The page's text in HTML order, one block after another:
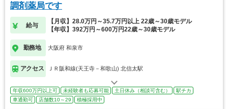
調剤薬局です
給与
【月収】28.0万円～35.7万円以上 22歳～30歳モデル
【年収】392万円～600万円22歳～30歳モデル
勤務地 大阪府 和泉市
アクセス ＪＲ阪和線(天王寺－和歌山) 北信太駅
年収600万円以上可 未経験者も応募可能 土日休み（相談可含む）
駅チカ
車通勤可
店舗数10～29 積極採用中